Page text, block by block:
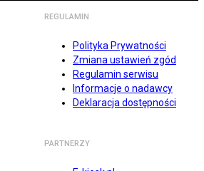
REGULAMIN
Polityka Prywatności
Zmiana ustawień zgód
Regulamin serwisu
Informacje o nadawcy
Deklaracja dostępności
PARTNERZY